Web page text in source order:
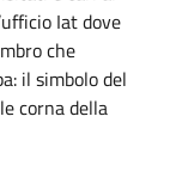
Iat dove
che
il simbolo del
corna della